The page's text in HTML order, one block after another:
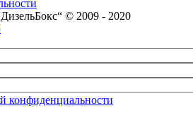
© 2009 - 2020
*
конфиденциальности